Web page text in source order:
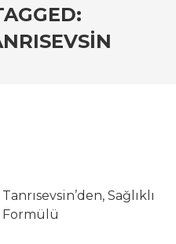
ARASINDAKİ
Mİ?
Etkisi Boyner’de
Tasarımcı, NİYAZİ